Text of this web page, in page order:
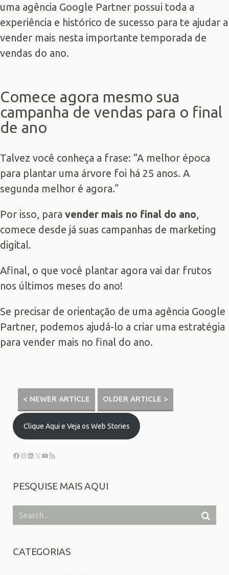
uma agência Google Partner possui toda a
experiência e histórico de sucesso para te ajudar a
vender mais nesta importante temporada de
vendas do ano.
Comece agora mesmo sua
campanha de vendas para o final
de ano
Talvez você conheça a frase: “A melhor época
para plantar uma árvore foi há 25 anos. A
segunda melhor é agora.”
Por isso, para vender mais no final do ano,
comece desde já suas campanhas de marketing
digital.
Afinal, o que você plantar agora vai dar frutos
nos últimos meses do ano!
Se precisar de orientação de uma agência Google
Partner, podemos ajudá-lo a criar uma estratégia
para vender mais no final do ano.
< NEWER ARTICLE OLDER ARTICLE >
Clique Aqui e Veja os Web Stories
PESQUISE MAIS AQUI
CATEGORIAS